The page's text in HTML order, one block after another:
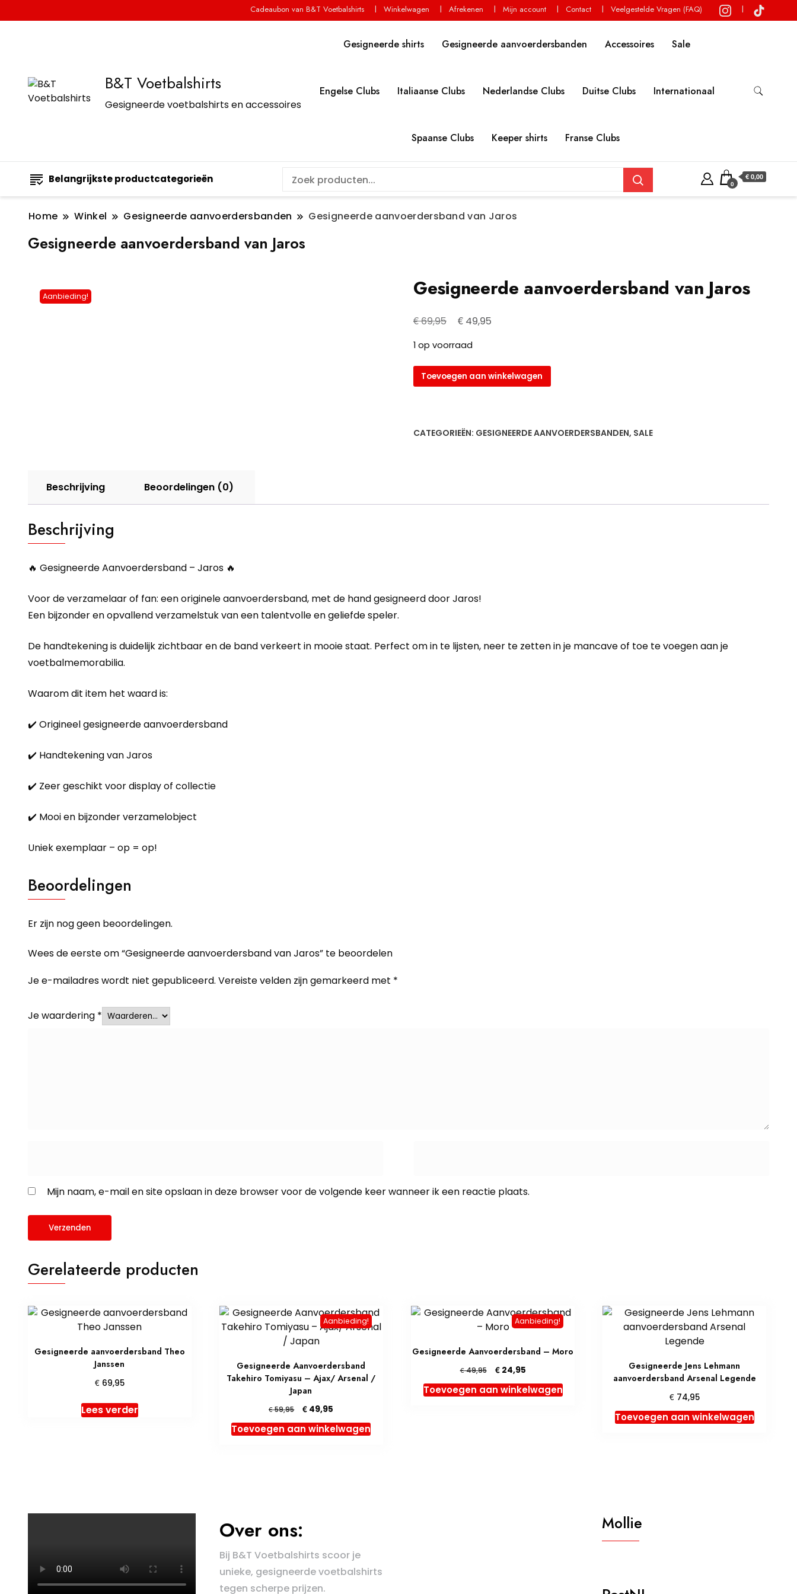
Cadeaubon van B&T Voetbalshirts Winkelwagen Afrekenen Mijn account Contact Veelgestelde Vragen (FAQ)
B&T Voetbalshirts
Gesigneerde voetbalshirts en accessoires
Gesigneerde shirts Gesigneerde aanvoerdersbanden Accessoires Sale
Engelse Clubs Italiaanse Clubs Nederlandse Clubs Duitse Clubs Internationaal
Spaanse Clubs Keeper shirts Franse Clubs
Belangrijkste productcategorieën 0
€ 0,00
Home Winkel Gesigneerde aanvoerdersbanden Gesigneerde aanvoerdersband van Jaros
Gesigneerde aanvoerdersband van Jaros
Aanbieding! Gesigneerde aanvoerdersband van Jaros
€69,95
Oorspronkelijke
was:
€ 69,95.
€ 49,95
€ 49,95.
1 op voorraad
Gesigneerde
aanvoerdersband
aantal
Toevoegen aan winkelwagen
CATEGORIEËN: GESIGNEERDE AANVOERDERSBANDEN, SALE
Beschrijving Beoordelingen (0)
Beschrijving
🔥 Gesigneerde Aanvoerdersband – Jaros 🔥
Voor de verzamelaar of fan: een originele aanvoerdersband, met de hand gesigneerd door Jaros!
Een bijzonder en opvallend verzamelstuk van een talentvolle en geliefde speler.
De handtekening is duidelijk zichtbaar en de band verkeert in mooie staat. Perfect om in te lijsten, neer te zetten in je mancave of toe te voegen aan je
voetbalmemorabilia.
Waarom dit item het waard is:
✔️ Origineel gesigneerde aanvoerdersband
✔️ Handtekening van Jaros
✔️ Zeer geschikt voor display of collectie
✔️ Mooi en bijzonder verzamelobject
Uniek exemplaar – op = op!
Beoordelingen
Er zijn nog geen beoordelingen.
Wees de eerste om “Gesigneerde aanvoerdersband van Jaros” te beoordelen
Je e-mailadres wordt niet gepubliceerd. Vereiste velden zijn gemarkeerd met *
Je waardering *
Mijn naam, e-mail en site opslaan in deze browser voor de volgende keer wanneer ik een reactie plaats.
Gerelateerde producten
Gesigneerde aanvoerdersband Theo
Janssen
€69,95
Lees verder
Aanbieding!
Gesigneerde Aanvoerdersband
Takehiro Tomiyasu – Ajax/ Arsenal /
Japan
€59,95
Oorspronkelijke
prijs
was:
€ 49,95
prijs
is:
Toevoegen aan winkelwagen
Aanbieding!
Gesigneerde Aanvoerdersband – Moro
€49,95
Oorspronkelijke
prijs
was:
€24,95Huidige
prijs
is:
Toevoegen aan winkelwagen
Gesigneerde Jens Lehmann
aanvoerdersband Arsenal Legende
€74,95
Toevoegen aan winkelwagen
Over ons:
Bij B&T Voetbalshirts scoor je
unieke, gesigneerde voetbalshirts
tegen scherpe prijzen.
Mollie